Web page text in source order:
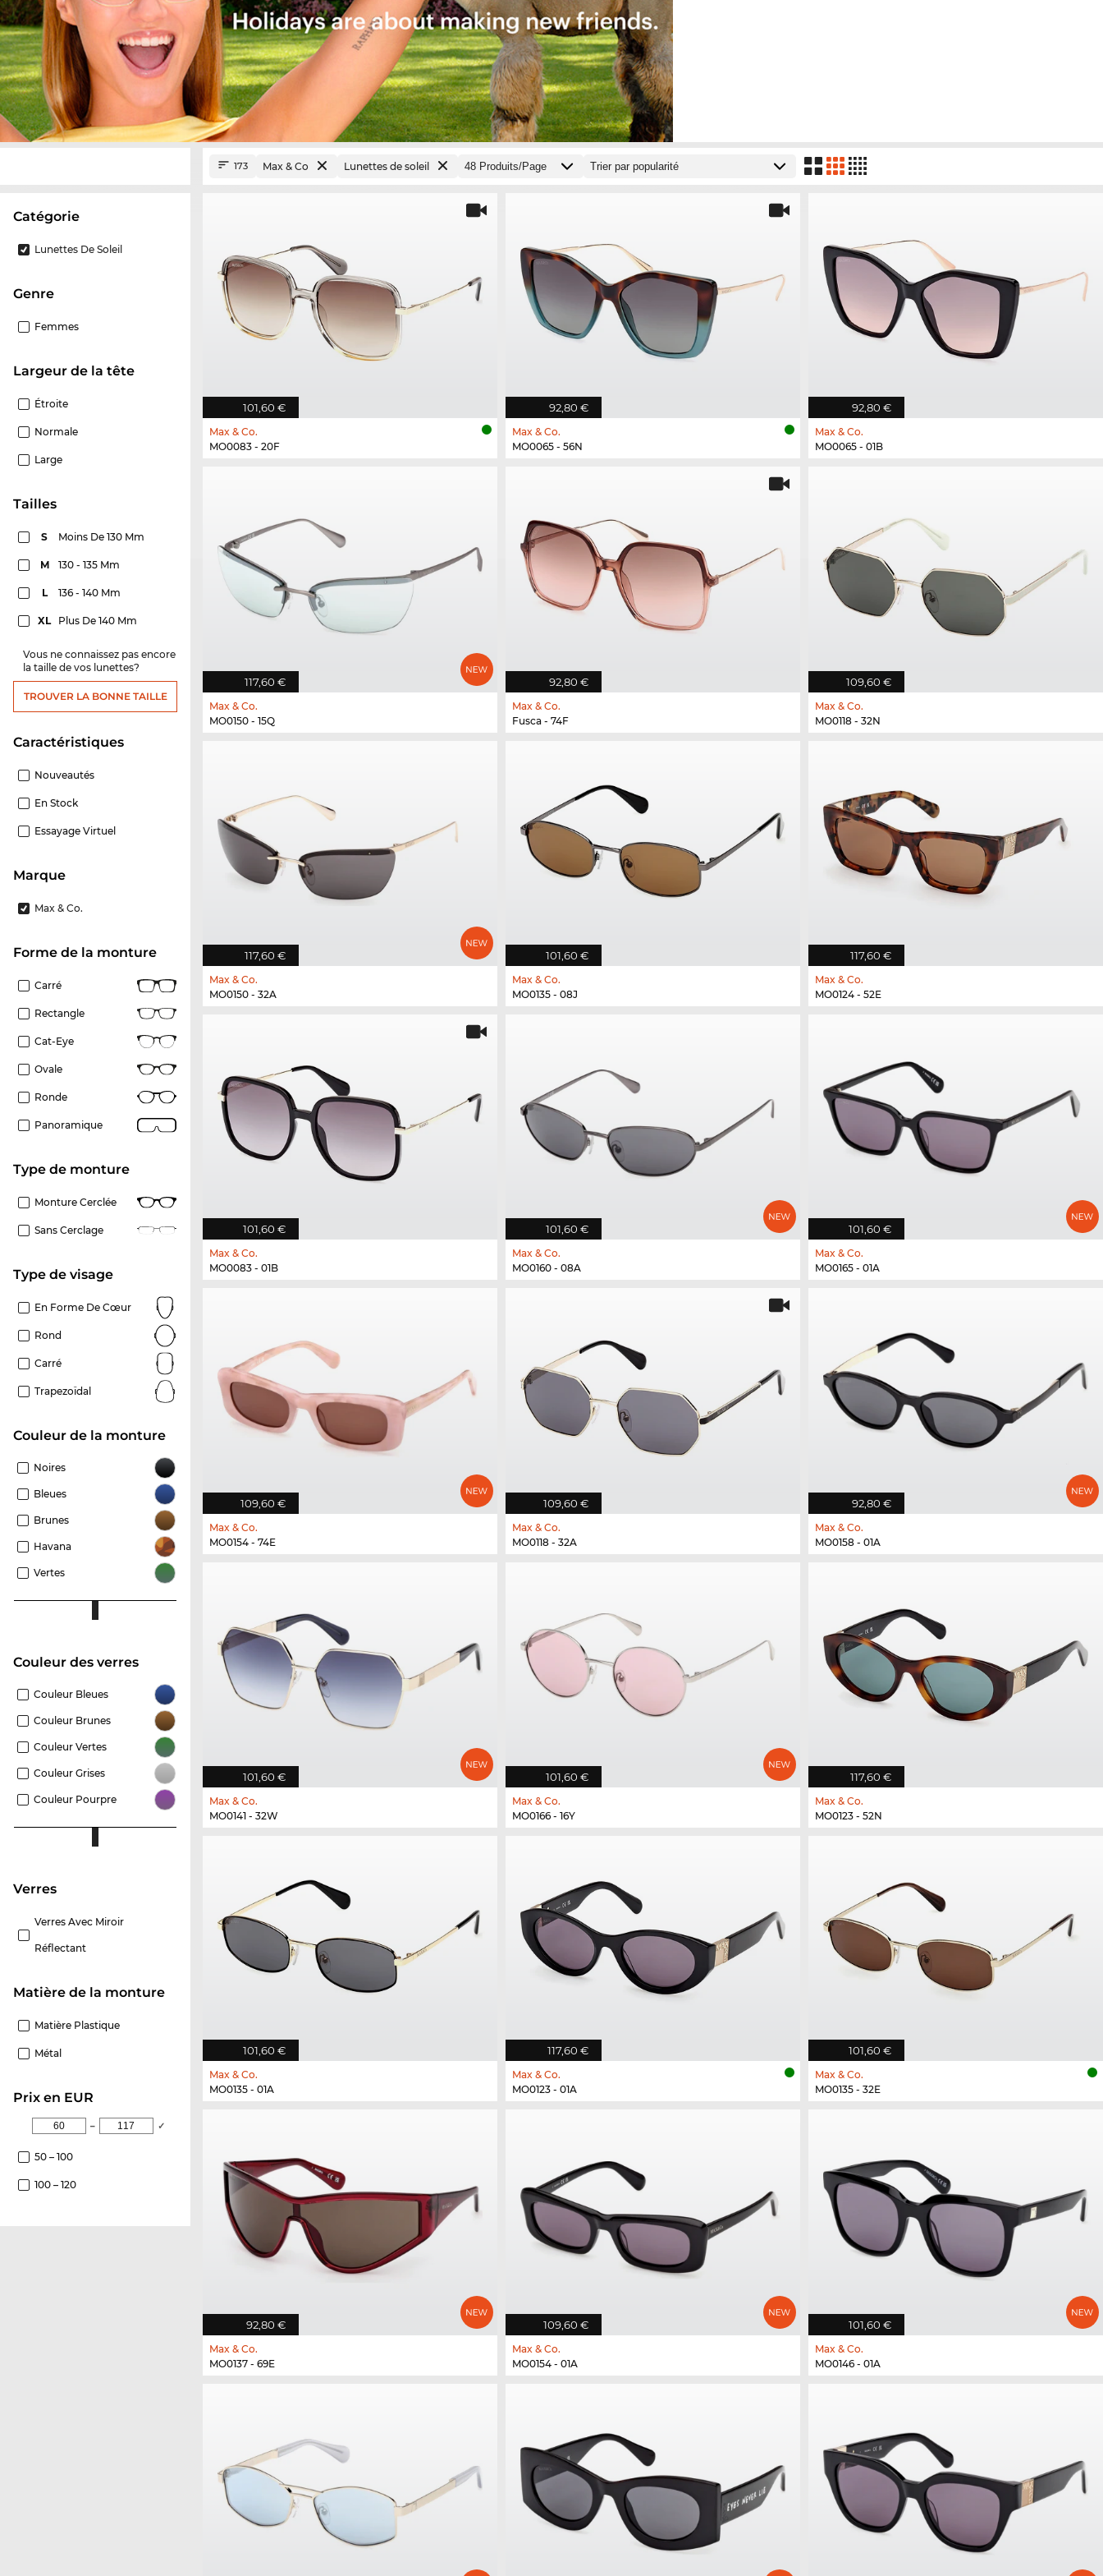
Catégorie
Lunettes De Soleil
Genre
Femmes
Largeur de la tête
Étroite
Normale
Large
Tailles
S Moins De 130 Mm
M 130 - 135 Mm
L 136 - 140 Mm
XL Plus De 140 Mm
Vous ne connaissez pas encore
la taille de vos lunettes?
TROUVER LA BONNE TAILLE
Caractéristiques
Nouveautés
En Stock
Essayage Virtuel
Marque
Max & Co.
Forme de la monture
Carré
Rectangle
Cat-Eye
Ovale
Ronde
Panoramique
Type de monture
Monture Cerclée
Sans Cerclage
Type de visage
En Forme De Cœur
Rond
Carré
Trapezoïdal
Couleur de la monture
Noires
Bleues
Brunes
Havana
Vertes
Couleur des verres
Couleur Bleues
Couleur Brunes
Couleur Vertes
Couleur Grises
Couleur Pourpre
Verres
Verres Avec Miroir
Réflectant
Matière de la monture
Matière Plastique
Métal
Prix en EUR
– ✓
50 – 100
100 – 120
173 Max & Co Lunettes de soleil
101,60 €
Max & Co.
MO0083 - 20F
92,80 €
Max & Co.
MO0065 - 56N
92,80 €
Max & Co.
MO0065 - 01B
117,60 €
Max & Co.
MO0150 - 15Q
92,80 €
Max & Co.
Fusca - 74F
109,60 €
Max & Co.
MO0118 - 32N
117,60 €
Max & Co.
MO0150 - 32A
101,60 €
Max & Co.
MO0135 - 08J
117,60 €
Max & Co.
MO0124 - 52E
101,60 €
Max & Co.
MO0083 - 01B
101,60 €
Max & Co.
MO0160 - 08A
101,60 €
Max & Co.
MO0165 - 01A
109,60 €
Max & Co.
MO0154 - 74E
109,60 €
Max & Co.
MO0118 - 32A
92,80 €
Max & Co.
MO0158 - 01A
101,60 €
Max & Co.
MO0141 - 32W
101,60 €
Max & Co.
MO0166 - 16Y
117,60 €
Max & Co.
MO0123 - 52N
101,60 €
Max & Co.
MO0135 - 01A
117,60 €
Max & Co.
MO0123 - 01A
101,60 €
Max & Co.
MO0135 - 32E
92,80 €
Max & Co.
MO0137 - 69E
109,60 €
Max & Co.
MO0154 - 01A
101,60 €
Max & Co.
MO0146 - 01A